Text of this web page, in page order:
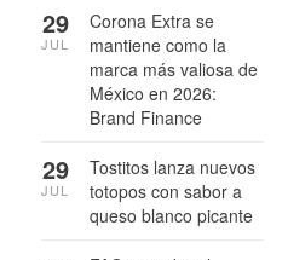
Corona Extra se
mantiene como la
marca más valiosa de
México en 2026:
Brand Finance
29
JUL
Tostitos lanza nuevos
totopos con sabor a
queso blanco picante
29
JUL